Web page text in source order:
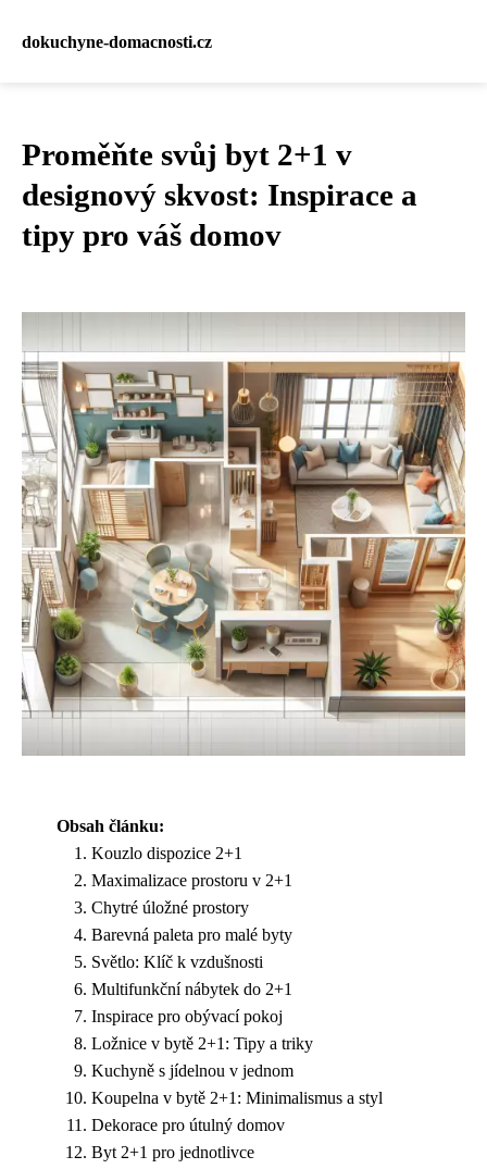
dokuchyne-domacnosti.cz
Proměňte svůj byt 2+1 v
designový skvost: Inspirace a
tipy pro váš domov
Obsah článku:
Kouzlo dispozice 2+1
Maximalizace prostoru v 2+1
Chytré úložné prostory
Barevná paleta pro malé byty
Světlo: Klíč k vzdušnosti
Multifunkční nábytek do 2+1
Inspirace pro obývací pokoj
Ložnice v bytě 2+1: Tipy a triky
Kuchyně s jídelnou v jednom
Koupelna v bytě 2+1: Minimalismus a styl
Dekorace pro útulný domov
Byt 2+1 pro jednotlivce